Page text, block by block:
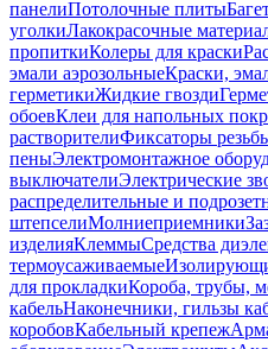
панелиПотолочные плиты
уголкиЛакокрасочные
пропиткиКолеры для краски
эмали аэрозольныеКраски,
герметикиЖидкие гвозди
обоевКлеи для напольных
растворителиФиксаторы
пеныЭлектромонтажное
выключателиЭлектрические
распределительные и
штепселиМолниеприемники
изделияКлеммыСредства
термоусаживаемые
для прокладкиКороба, трубы,
кабельНаконечники, гильзы
коробовКабельный крепеж